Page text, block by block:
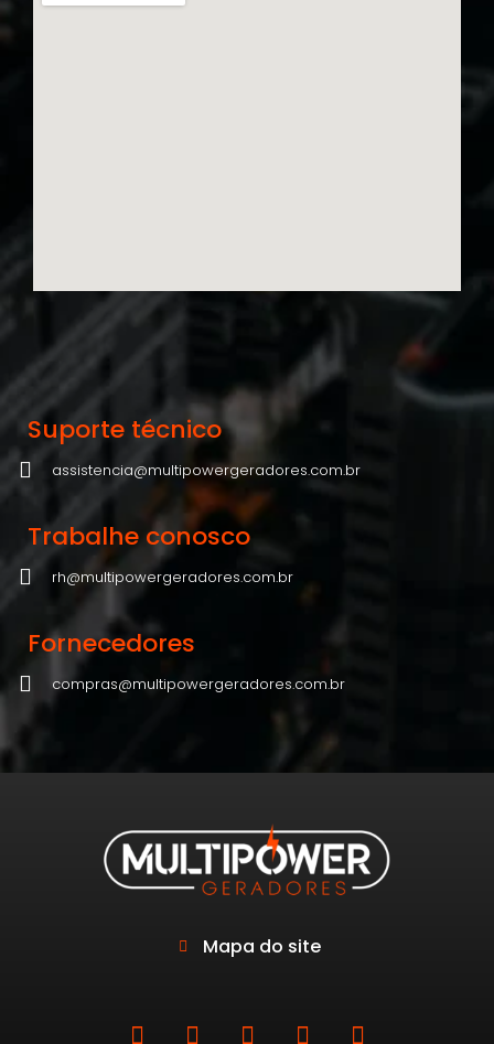
Suporte técnico
assistencia@multipowergeradores.com.br
Trabalhe conosco
rh@multipowergeradores.com.br
Fornecedores
compras@multipowergeradores.com.br
Mapa do site